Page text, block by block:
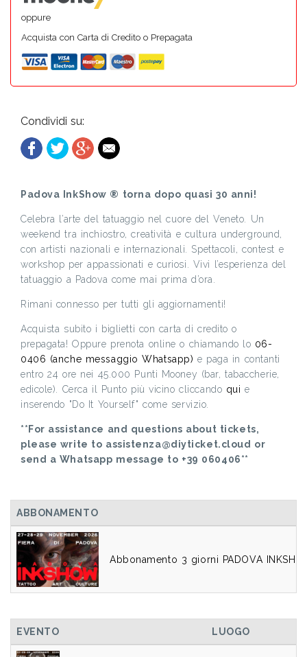
oppure
Acquista con Carta di Credito o Prepagata
Condividi su:
Padova InkShow ® torna dopo quasi 30 anni!
Celebra l’arte del tatuaggio nel cuore del Veneto. Un
weekend tra inchiostro, creatività e cultura underground,
con artisti nazionali e internazionali. Spettacoli, contest e
workshop per appassionati e curiosi. Vivi l’esperienza del
tatuaggio a Padova come mai prima d’ora.
Rimani connesso per tutti gli aggiornamenti!
Acquista subito i biglietti con carta di credito o
prepagata! Oppure prenota online o chiamando lo 06-
0406 (anche messaggio Whatsapp) e paga in contanti
entro 24 ore nei 45.000 Punti Mooney (bar, tabaccherie,
edicole). Cerca il Punto più vicino cliccando qui e
inserendo "Do It Yourself" come servizio.
**For assistance and questions about tickets,
please write to assistenza@diyticket.cloud or
send a Whatsapp message to +39 060406**
ABBONAMENTO
Abbonamento 3 giorni PADOVA
EVENTO LUOGO